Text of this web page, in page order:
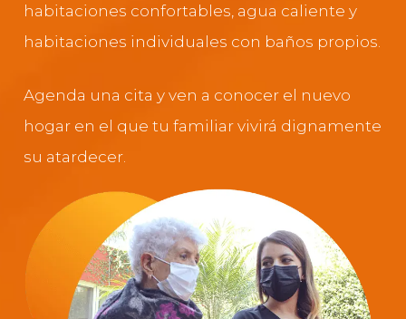
habitaciones confortables, agua caliente y
habitaciones individuales con baños propios.
Agenda una cita y ven a conocer el nuevo
hogar en el que tu familiar vivirá dignamente
su atardecer.